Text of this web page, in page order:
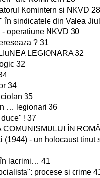
Komintern si NKVD 28
în sindicatele din Valea
operatiune NKVD 30
? 31
LEGIONARA 32
32
34
35
… legionari 36
! 37
COMUNISMULUI ÎN
(1944) - un holocaust tinut
în lacrimi… 41
procese si crime